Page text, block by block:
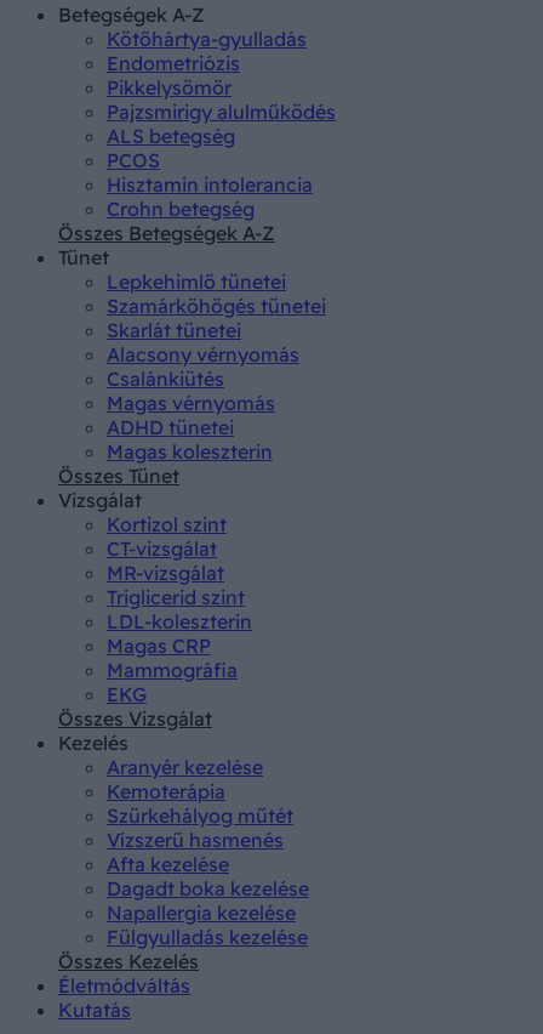
Betegségek A-Z
Kötőhártya-gyulladás
Endometriózis
Pikkelysömör
Pajzsmirigy alulműködés
ALS betegség
PCOS
Hisztamin intolerancia
Crohn betegség
Összes Betegségek A-Z
Tünet
Lepkehimlő tünetei
Szamárköhögés tünetei
Skarlát tünetei
Alacsony vérnyomás
Csalánkiütés
Magas vérnyomás
ADHD tünetei
Magas koleszterin
Összes Tünet
Vizsgálat
Kortizol szint
CT-vizsgálat
MR-vizsgálat
Triglicerid szint
LDL-koleszterin
Magas CRP
Mammográfia
EKG
Összes Vizsgálat
Kezelés
Aranyér kezelése
Kemoterápia
Szürkehályog műtét
Vízszerű hasmenés
Afta kezelése
Dagadt boka kezelése
Napallergia kezelése
Fülgyulladás kezelése
Összes Kezelés
Életmódváltás
Kutatás